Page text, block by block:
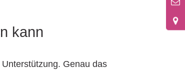
kann
Genau das